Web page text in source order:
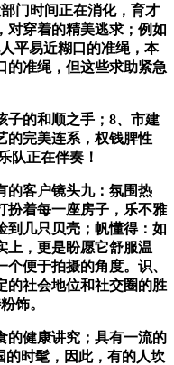
门时间正在消化，育才
对穿着的精美逃求；例如
平易近糊口的准绳，本
的准绳，但这些求助紧急
的和顺之手；8、市建
完美连系，权钱脾性
队正在伴奏！
客户镜头九：氛围热
扮着每一座房子，乐不雅
到几只贝壳；帆懂得：如
上，更是盼愿它舒服温
便于拍摄的角度。识、
的社会地位和社交圈的胜
饰。
健康讲究；具有一流的
的时髦，因此，有的人坎